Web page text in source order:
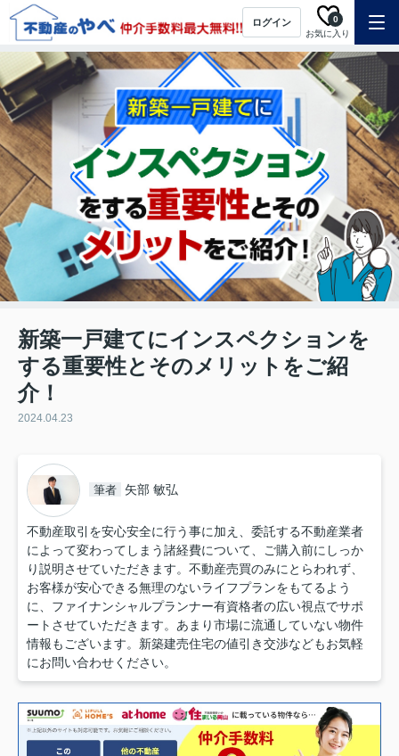
ログイン
お気に入り
0
新築一戸建てにインスペクションを
する重要性とそのメリットをご紹
介！
2024.04.23
筆者 矢部 敏弘
不動産取引を安心安全に行う事に加え、委託する不動産業者
によって変わってしまう諸経費について、ご購入前にしっか
り説明させていただきます。不動産売買のみにとらわれず、
お客様が安心できる無理のないライフプランをもてるよう
に、ファイナンシャルプランナー有資格者の広い視点でサポ
ートさせていただきます。あまり市場に流通していない物件
情報もございます。新築建売住宅の値引き交渉などもお気軽
にお問い合わせください。